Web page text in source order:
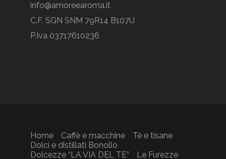
info@amoreearoma.it
C.F. SGN SNM 79R14 B107U
P.Iva 03717610236
Home Caffè e macchine
Tè e tisane
Dolci e distillati Bonollo
Dolcezze “LA VIA DEL TE”
Le Furezze